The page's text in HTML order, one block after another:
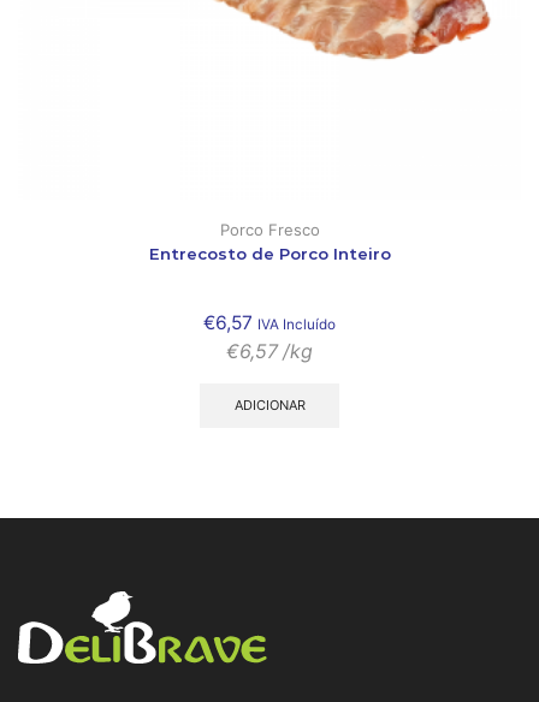
Porco Fresco
Entrecosto de Porco Inteiro
€6,57 IVA Incluído
€6,57 /kg
ADICIONAR